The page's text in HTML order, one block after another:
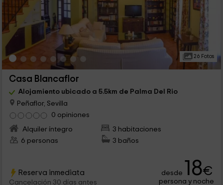
26 Fotos
Casa Blancaflor
Alojamiento ubicado a 5.5km de Palma Del Rio
Peñaflor, Sevilla
0 opiniones
Alquiler íntegro
3 habitaciones
6 personas
3 baños
Reserva inmediata
Cancelación 30 días antes
desde 18€
persona y noche